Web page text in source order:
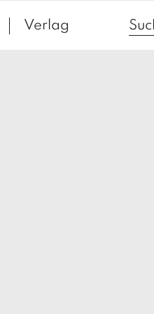
Verlag